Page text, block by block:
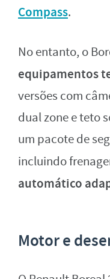
Compass.
No entanto, o
equipamentos
versões com
dual zone e teto
um pacote de
incluindo
automático
Motor e